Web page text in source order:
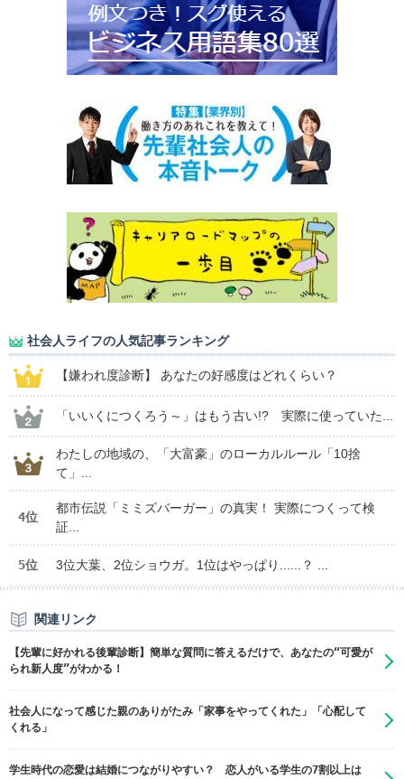
社会人ライフの人気記事ランキング
【嫌われ度診断】 あなたの好感度はどれくらい？
「いいくにつくろう～」はもう古い!? 実際に使っていた...
わたしの地域の、「大富豪」のローカルルール「10捨
て」...
4位
都市伝説「ミミズバーガー」の真実！ 実際につくって検
証...
5位 3位大葉、2位ショウガ。1位はやっぱり......？ ...
関連リンク
【先輩に好かれる後輩診断】簡単な質問に答えるだけで、あなたの“可愛が
られ新人度”がわかる！
社会人になって感じた親のありがたみ「家事をやってくれた」「心配して
くれる」
学生時代の恋愛は結婚につながりやすい？ 恋人がいる学生の7割以上は